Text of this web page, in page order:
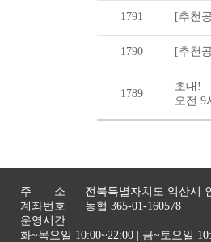
1791 [추천
1790 [추천
1789
초대!
오전 9
주 소
전북특별자치도 익산시
계좌번호
농협 365-01-160578
운영시간
화~목요일 10:00~22:00 | 금~토요일